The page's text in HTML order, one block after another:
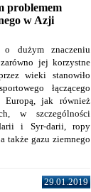
problemem
w Azji
dużym znaczeniu
jej korzystne
wieki stanowiło
łączącego
jak również
w szczególności
i Syr-darii, ropy
także gazu ziemnego
29.01.2019